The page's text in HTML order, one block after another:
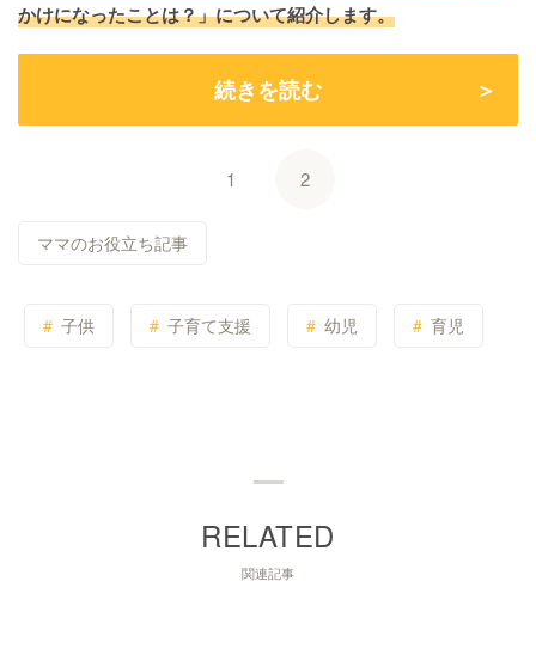
かけになったことは？」について紹介します。
続きを読む
1 2
ママのお役立ち記事
子供 子育て支援 幼児 育児
関連記事